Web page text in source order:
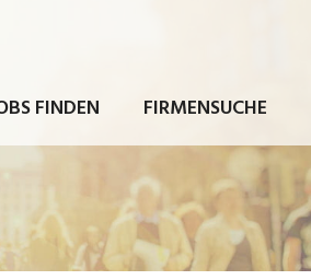
FINDEN FIRMENSUCHE